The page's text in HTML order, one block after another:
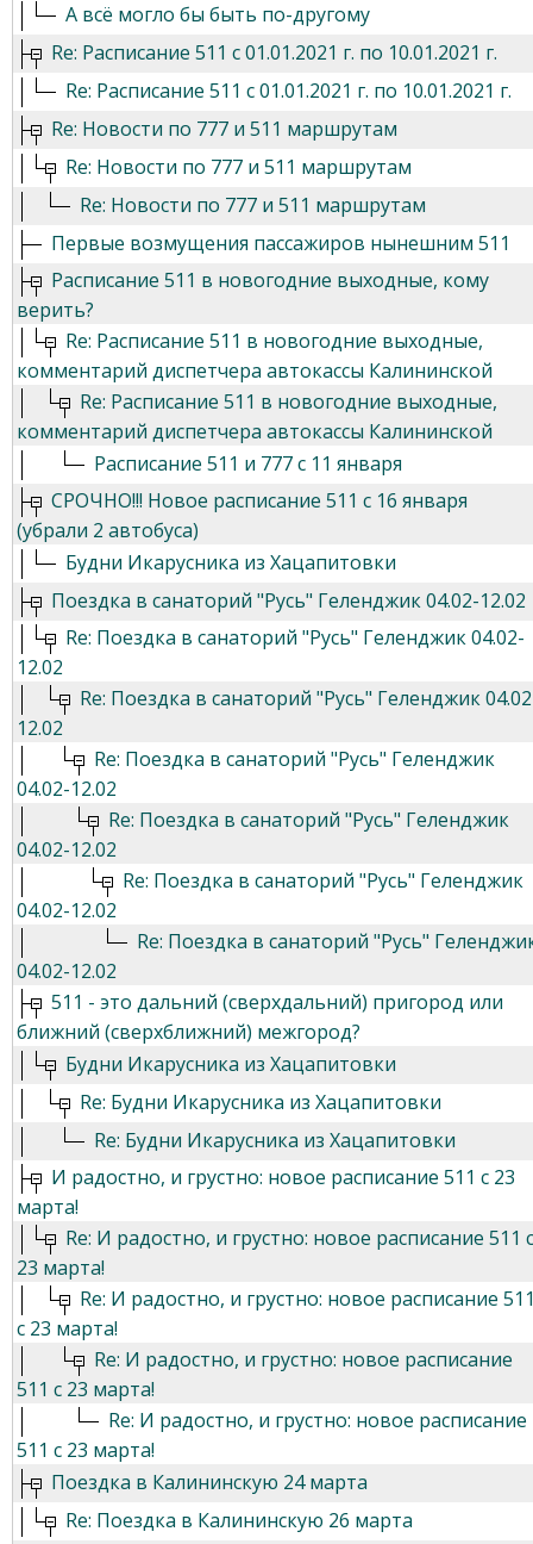
А всё могло бы быть по-другому
Re: Расписание 511 с 01.01.2021 г. по 10.01.2021 г.
Re: Расписание 511 с 01.01.2021 г. по 10.01.2021 г.
Re: Новости по 777 и 511 маршрутам
Re: Новости по 777 и 511 маршрутам
Re: Новости по 777 и 511 маршрутам
Первые возмущения пассажиров нынешним 511
Расписание 511 в новогодние выходные, кому
верить?
Re: Расписание 511 в новогодние выходные,
комментарий диспетчера автокассы Калининской
Re: Расписание 511 в новогодние выходные,
комментарий диспетчера автокассы Калининской
Расписание 511 и 777 с 11 января
СРОЧНО!!! Новое расписание 511 с 16 января
(убрали 2 автобуса)
Будни Икарусника из Хацапитовки
Поездка в санаторий "Русь" Геленджик 04.02-12.02
Re: Поездка в санаторий "Русь" Геленджик 04.02-
12.02
Re: Поездка в санаторий "Русь" Геленджик
12.02
Re: Поездка в санаторий "Русь" Геленджик
04.02-12.02
Re: Поездка в санаторий "Русь" Геленджик
04.02-12.02
Re: Поездка в санаторий "Русь" Геленджик
04.02-12.02
Re: Поездка в санаторий "Русь"
04.02-12.02
511 - это дальний (сверхдальний) пригород или
ближний (сверхближний) межгород?
Будни Икарусника из Хацапитовки
Re: Будни Икарусника из Хацапитовки
Re: Будни Икарусника из Хацапитовки
И радостно, и грустно: новое расписание 511 с 23
марта!
Re: И радостно, и грустно: новое расписание 511 с
23 марта!
Re: И радостно, и грустно: новое расписание
с 23 марта!
Re: И радостно, и грустно: новое расписание
511 с 23 марта!
Re: И радостно, и грустно: новое расписание
511 с 23 марта!
Поездка в Калининскую 24 марта
Re: Поездка в Калининскую 26 марта